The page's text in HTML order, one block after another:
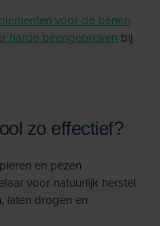
voor de benen
harde beengebreken bij
zo effectief?
en pezen
voor natuurlijk herstel
laten drogen en